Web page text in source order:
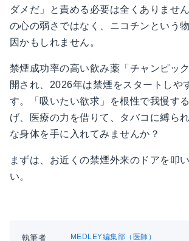
ダメだ」と責める必要は全くありませ
の心の弱さではなく、ニコチンという
因かもしれません。
禁煙成功率の高い飲み薬「チャンピッ
開され、2026年は禁煙をスタートしや
す。「吸いたい欲求」を根性で我慢す
げ、医療の力を借りて、タバコに縛ら
な身体を手に入れてみませんか？
まずは、お近くの禁煙外来のドアを叩
い。
執筆者 MEDLEY編集部（医師）